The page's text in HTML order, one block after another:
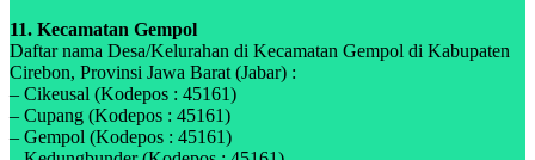
11. Kecamatan Gempol
Daftar nama Desa/Kelurahan di Kecamatan Gempol di Kabupaten
Cirebon, Provinsi Jawa Barat (Jabar) :
– Cikeusal (Kodepos : 45161)
– Cupang (Kodepos : 45161)
– Gempol (Kodepos : 45161)